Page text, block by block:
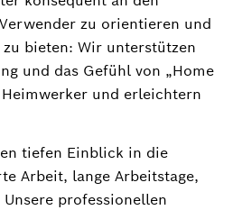
zu orientieren und
bieten: Wir unterstützen
und das Gefühl von „Home
und erleichtern
tiefen Einblick in die
Arbeit, lange Arbeitstage,
professionellen